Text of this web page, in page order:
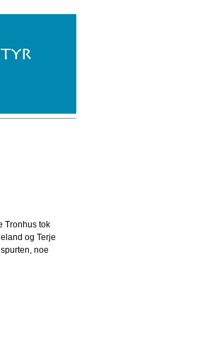
Tronhus tok
og Terje
noe